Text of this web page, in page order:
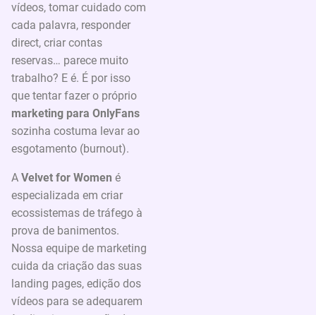
vídeos, tomar cuidado com
cada palavra, responder
direct, criar contas
reservas… parece muito
trabalho? E é. É por isso
que tentar fazer o próprio
marketing para OnlyFans
sozinha costuma levar ao
esgotamento (burnout).
A Velvet for Women é
especializada em criar
ecossistemas de tráfego à
prova de banimentos.
Nossa equipe de marketing
cuida da criação das suas
landing pages, edição dos
vídeos para se adequarem